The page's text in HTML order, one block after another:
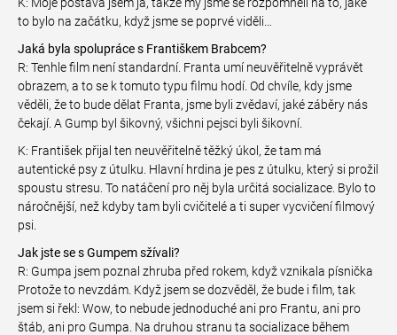
to bylo na začátku, když jsme se poprvé viděli…
Jaká byla spolupráce s Františkem Brabcem?
R: Tenhle film není standardní. Franta umí neuvěřitelně vyprávět
obrazem, a to se k tomuto typu filmu hodí. Od chvíle, kdy jsme
věděli, že to bude dělat Franta, jsme byli zvědaví, jaké záběry nás
čekají. A Gump byl šikovný, všichni pejsci byli šikovní.
K: František přijal ten neuvěřitelně těžký úkol, že tam má
autentické psy z útulku. Hlavní hrdina je pes z útulku, který si prožil
spoustu stresu. To natáčení pro něj byla určitá socializace. Bylo to
náročnější, než kdyby tam byli cvičitelé a ti super vycvičení filmový
psi.
Jak jste se s Gumpem sžívali?
R: Gumpa jsem poznal zhruba před rokem, když vznikala písnička
Protože to nevzdám. Když jsem se dozvěděl, že bude i film, tak
jsem si řekl: Wow, to nebude jednoduché ani pro Frantu, ani pro
štáb, ani pro Gumpa. Na druhou stranu ta socializace během